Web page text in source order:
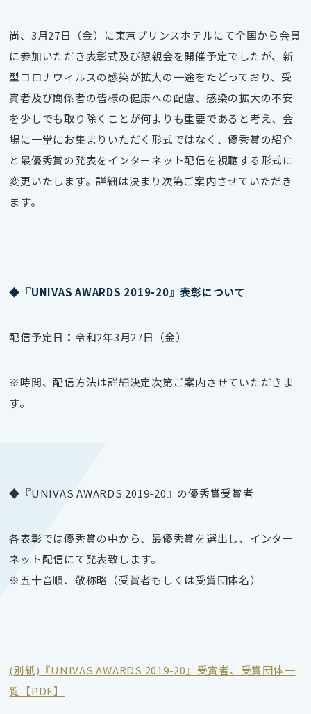
尚、3月27日（金）に東京プリンスホテルにて全国から会員
に参加いただき表彰式及び懇親会を開催予定でしたが、新
型コロナウィルスの感染が拡大の一途をたどっており、受
賞者及び関係者の皆様の健康への配慮、感染の拡大の不安
を少しでも取り除くことが何よりも重要であると考え、会
場に一堂にお集まりいただく形式ではなく、優秀賞の紹介
と最優秀賞の発表をインターネット配信を視聴する形式に
変更いたします。詳細は決まり次第ご案内させていただき
ます。
◆『UNIVAS AWARDS 2019-20』表彰について
配信予定日 ： 令和2年3月27日（金）
※時間、配信方法は詳細決定次第ご案内させていただきま
す。
◆『UNIVAS AWARDS 2019-20』の優秀賞受賞者
各表彰では優秀賞の中から、最優秀賞を選出し、インター
ネット配信にて発表致します。
※五十音順、敬称略 （受賞者もしくは受賞団体名）
(別紙)『UNIVAS AWARDS 2019-20』受賞者、受賞団体一
覧【PDF】